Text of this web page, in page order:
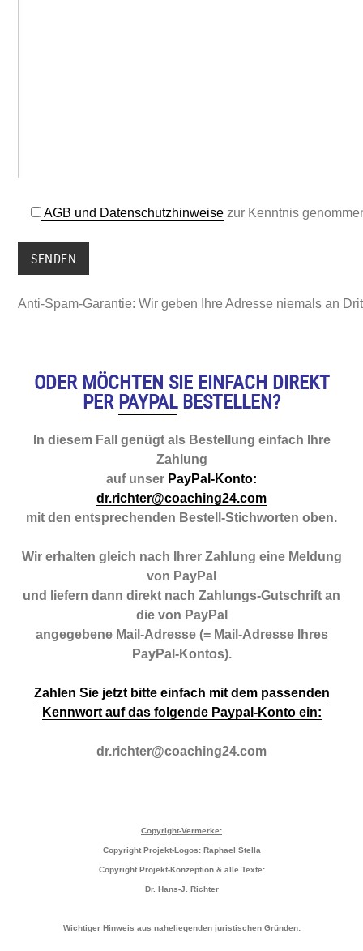
AGB und Datenschutzhinweise zur Kenntnis
Anti-Spam-Garantie: Wir geben Ihre Adresse niemals an
ODER MÖCHTEN SIE EINFACH DIREKT
PERPAYPALBESTELLEN?
In diesem Fall genügt als Bestellung einfach Ihre
Zahlung
auf unser PayPal-Konto:
dr.richter@coaching24.com
mit den entsprechenden Bestell-Stichworten oben.
Wir erhalten gleich nach Ihrer Zahlung eine Meldung
von PayPal
und liefern dann direkt nach Zahlungs-Gutschrift an
die von PayPal
angegebene Mail-Adresse (= Mail-Adresse Ihres
PayPal-Kontos).
Zahlen Sie jetzt bitte einfach mit dem passenden
Kennwort auf das folgende Paypal-Konto ein:
dr.richter@coaching24.com
Copyright-Vermerke:
Copyright Projekt-Logos: Raphael Stella
Copyright Projekt-Konzeption & alle Texte:
Dr. Hans-J. Richter
Wichtiger Hinweis aus naheliegenden juristischen Gründen: